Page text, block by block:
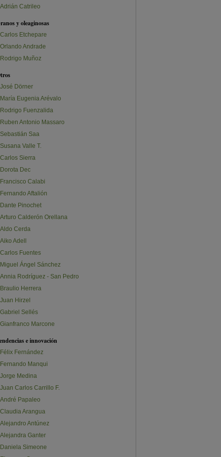
Adrián Catrileo
y oleaginosas
Carlos Etchepare
Orlando Andrade
Rodrigo Muñoz
José Dörner
María Eugenia Arévalo
Rodrigo Fuenzalida
Ruben Antonio Massaro
Sebastián Saa
Susana Valle T.
Carlos Sierra
Dorota Dec
Francisco Calabi
Fernando Aftalión
Dante Pinochet
Arturo Calderón Orellana
Aldo Cerda
Aiko Adell
Carlos Fuentes
Miguel Ángel Sánchez
Annia Rodríguez - San Pedro
Braulio Herrera
Juan Hirzel
Gabriel Sellés
Gianfranco Marcone
e innovación
Félix Fernández
Fernando Manqui
Jorge Medina
Juan Carlos Carrillo F.
André Papaleo
Claudia Arangua
Alejandro Antúnez
Alejandra Ganter
Daniela Simeone